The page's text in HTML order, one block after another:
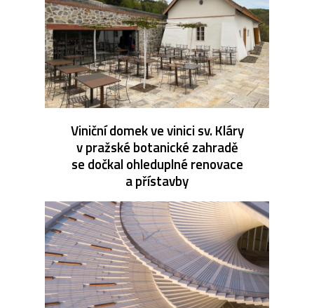
Viniční domek ve vinici sv. Kláry
v pražské botanické zahradě
se dočkal ohleduplné renovace
a přístavby